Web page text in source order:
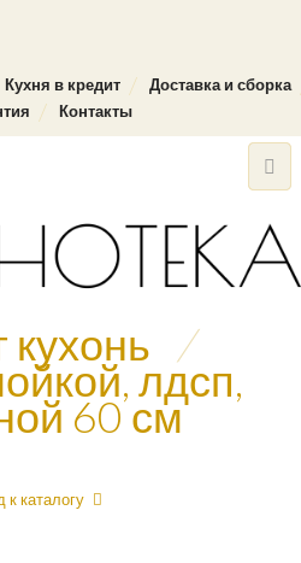
Кухня в кредит
Доставка и сборка
Контакты
кухонь /
лдсп,
60 см
к каталогу